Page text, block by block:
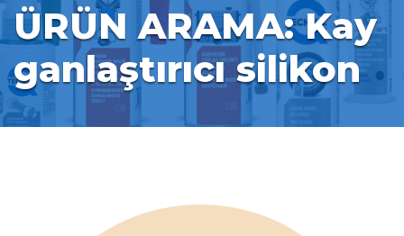
ÜRÜN ARAMA: Kay
ganlaştırıcı silikon